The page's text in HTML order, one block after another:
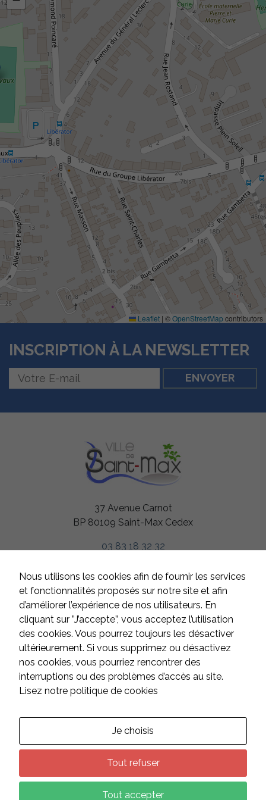
Leaflet | ©OpenStreetMap contributors
INSCRIPTION À LA NEWSLETTER
37 Avenue Carnot
BP 80109 Saint-Max Cedex
03 83 18 32 32
HORAIRES
Du lundi au jeudi
de 8h à 12h et de 13h à 17h
Le vendredi
de 8h à 12h et de 13h à 16h
Samedi et dimanche
fermé
CONTACT
Suivez-nous sur les réseaux :
Nous utilisons les cookies afin de fournir les services
et fonctionnalités proposés sur notre site et afin
d’améliorer l’expérience de nos utilisateurs. En
cliquant sur ”J’accepte”, vous acceptez l’utilisation
des cookies. Vous pourrez toujours les désactiver
ultérieurement. Si vous supprimez ou désactivez
nos cookies, vous pourriez rencontrer des
interruptions ou des problèmes d’accès au site.
Lisez notre politique de cookies
Je choisis
Tout refuser
Tout accepter
sont utiles au
de notre site
internet.
Afin de vous
proposer des
évolutions et
statistiques,
Nous utilisons
Google
Analytics pour
l'établissement
de nos
statistiques.
Experience
Afin
d'améliorer
certaines
fonctionnalités
cookies. En
décidant de ne
pas les
accepter, ces
fonctionnalités